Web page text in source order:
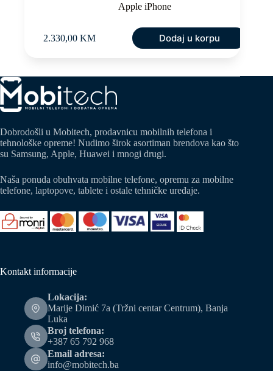
Apple iPhone
2.330,00 KM Dodaj u korpu
Dobrodošli u Mobitech, prodavnicu mobilnih telefona i
tehnološke opreme! Nudimo širok asortiman brendova kao što
su Samsung, Apple, Huawei i mnogi drugi.
Naša ponuda obuhvata mobilne telefone, opremu za mobilne
telefone, laptopove, tablete i ostale tehničke uređaje.
Kontakt informacije
Lokacija:
Marije Dimić 7a (Tržni centar Centrum), Banja
Luka
Broj telefona:
+387 65 792 968
Email adresa:
info@mobitech.ba